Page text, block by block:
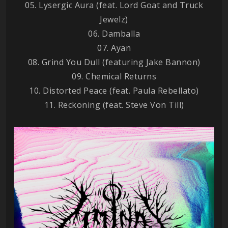
05. Lysergic Aura (feat. Lord Goat and Truck
Jewelz)
06. Damballa
07. Ayan
08. Grind You Dull (featuring Jake Bannon)
09. Chemical Returns
10. Distorted Peace (feat. Paula Rebellato)
11. Reckoning (feat. Steve Von Till)